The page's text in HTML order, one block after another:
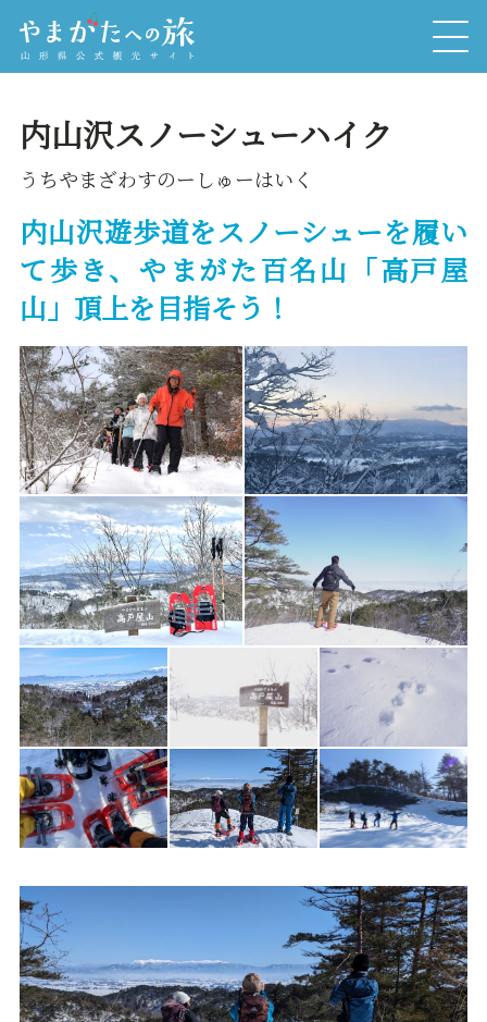
内山沢スノーシューハイク
うちやまざわすのーしゅーはいく
内山沢遊歩道をスノーシューを履い
て歩き、やまがた百名山「高戸屋
山」頂上を目指そう！